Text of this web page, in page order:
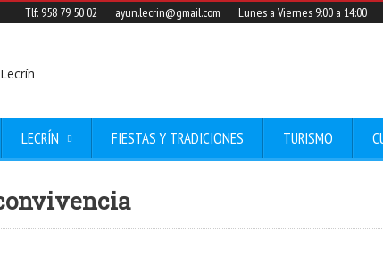
Tlf: 958 79 50 02 ayun.lecrin@gmail.com Lunes a Viernes 9:00 a 14:00
LECRÍN FIESTAS Y TRADICIONES TURISMO